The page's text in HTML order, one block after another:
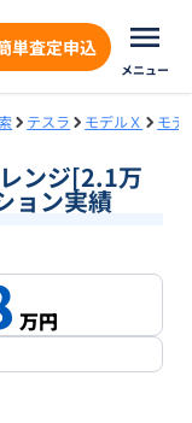
単査定申込
メニュー
テスラ モデルＸ モデ
ンジ[2.1万
ョン実績
1/1
万円